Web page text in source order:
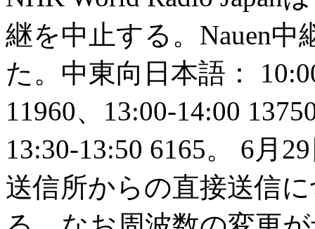
継を中止する。Nauen
た。中東向日本語：
11960、13:00-14:00
13:30-13:50 6165。 6月
送信所からの直接送信